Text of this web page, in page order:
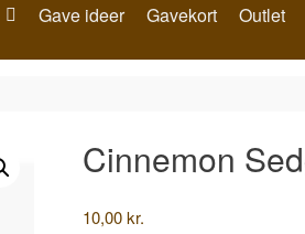
Gave ideer Gavekort Outlet
Cinnemon
10,00kr.